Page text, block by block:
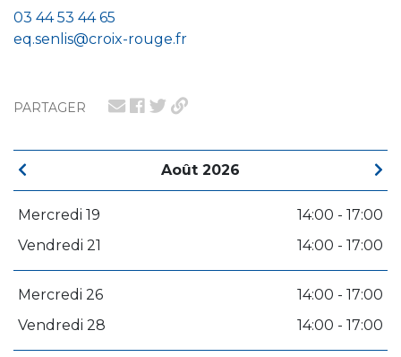
PARTAGER
Août 2026
Mercredi 19
14:00 - 17:00
Vendredi 21
14:00 - 17:00
Mercredi 26
14:00 - 17:00
Vendredi 28
14:00 - 17:00
03 44 53 44 65
eq.senlis@croix-rouge.fr